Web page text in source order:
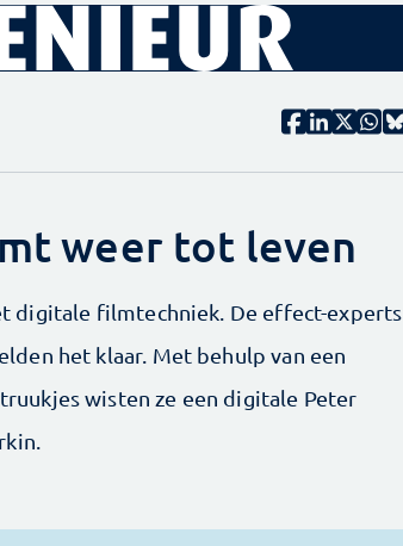
weer tot leven
digitale filmtechniek. De effect-experts
het klaar. Met behulp van een
wisten ze een digitale Peter